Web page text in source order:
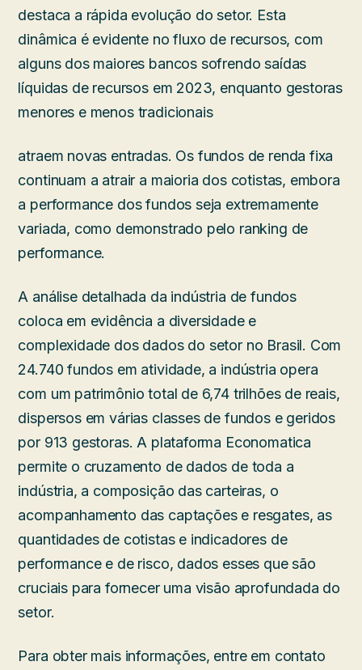
destaca a rápida evolução do setor. Esta
dinâmica é evidente no fluxo de recursos, com
alguns dos maiores bancos sofrendo saídas
líquidas de recursos em 2023, enquanto gestoras
menores e menos tradicionais
atraem novas entradas. Os fundos de renda fixa
continuam a atrair a maioria dos cotistas, embora
a performance dos fundos seja extremamente
variada, como demonstrado pelo ranking de
performance.
A análise detalhada da indústria de fundos
coloca em evidência a diversidade e
complexidade dos dados do setor no Brasil. Com
24.740 fundos em atividade, a indústria opera
com um patrimônio total de 6,74 trilhões de reais,
dispersos em várias classes de fundos e geridos
por 913 gestoras. A plataforma Economatica
permite o cruzamento de dados de toda a
indústria, a composição das carteiras, o
acompanhamento das captações e resgates, as
quantidades de cotistas e indicadores de
performance e de risco, dados esses que são
cruciais para fornecer uma visão aprofundada do
setor.
Para obter mais informações, entre em contato